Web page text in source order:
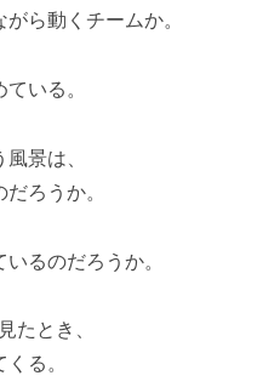
ら動くチームか。
いる。
景は、
ろうか。
るのだろうか。
たとき、
る。